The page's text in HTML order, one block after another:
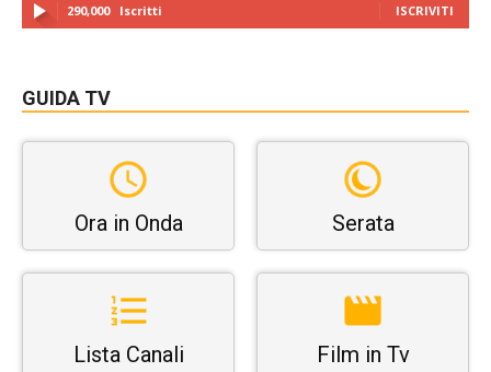
290,000 Iscritti ISCRIVITI
GUIDA TV
Ora in Onda Serata
Lista Canali Film in Tv